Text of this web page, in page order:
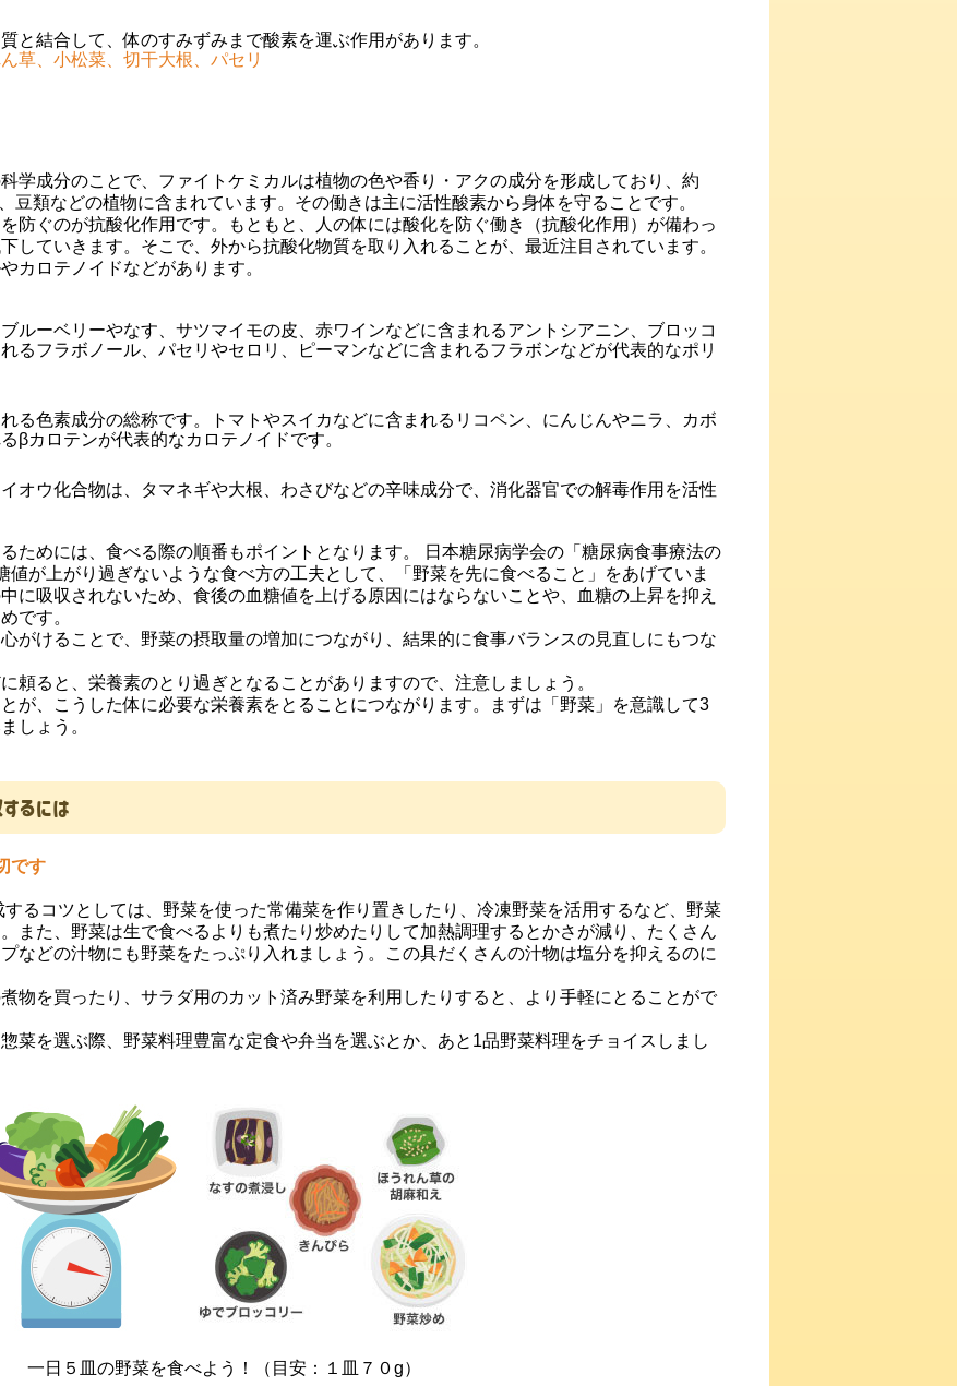
と結合して、体のすみずみまで酸素を運ぶ作用があります。
草、小松菜、切干大根、パセリ
学成分のことで、ファイトケミカルは植物の色や香り・アクの成分を形成しており、約
豆類などの植物に含まれています。その働きは主に活性酸素から身体を守ることです。
防ぐのが抗酸化作用です。もともと、人の体には酸化を防ぐ働き（抗酸化作用）が備わっ
していきます。そこで、外から抗酸化物質を取り入れることが、最近注目されています。
カロテノイドなどがあります。
ルーベリーやなす、サツマイモの皮、赤ワインなどに含まれるアントシアニン、ブロッコ
るフラボノール、パセリやセロリ、ピーマンなどに含まれるフラボンなどが代表的なポリ
る色素成分の総称です。トマトやスイカなどに含まれるリコペン、にんじんやニラ、カボ
βカロテンが代表的なカロテノイドです。
オウ化合物は、タマネギや大根、わさびなどの辛味成分で、消化器官での解毒作用を活性
ためには、食べる際の順番もポイントとなります。 日本糖尿病学会の「糖尿病食事療法の
値が上がり過ぎないような食べ方の工夫として、「野菜を先に食べること」をあげていま
に吸収されないため、食後の血糖値を上げる原因にはならないことや、血糖の上昇を抑え
です。
がけることで、野菜の摂取量の増加につながり、結果的に食事バランスの見直しにもつな
頼ると、栄養素のとり過ぎとなることがありますので、注意しましょう。
が、こうした体に必要な栄養素をとることにつながります。まずは「野菜」を意識して3
しょう。
るには
です
るコツとしては、野菜を使った常備菜を作り置きしたり、冷凍野菜を活用するなど、野菜
また、野菜は生で食べるよりも煮たり炒めたりして加熱調理するとかさが減り、たくさん
などの汁物にも野菜をたっぷり入れましょう。この具だくさんの汁物は塩分を抑えるのに
物を買ったり、サラダ用のカット済み野菜を利用したりすると、より手軽にとることがで
菜を選ぶ際、野菜料理豊富な定食や弁当を選ぶとか、あと1品野菜料理をチョイスしまし
一日５皿の野菜を食べよう！（目安：１皿７０g）